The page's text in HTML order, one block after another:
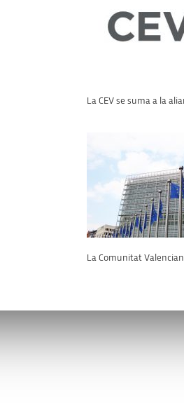
La CEV se suma a la
La Comunitat